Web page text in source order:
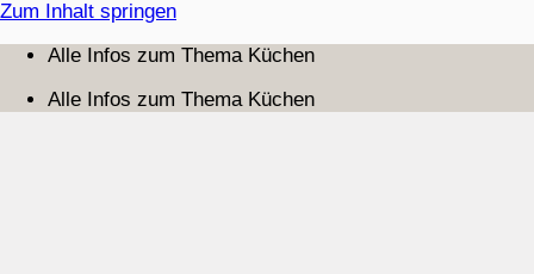
Zum Inhalt springen
Alle Infos zum Thema Küchen
Alle Infos zum Thema Küchen